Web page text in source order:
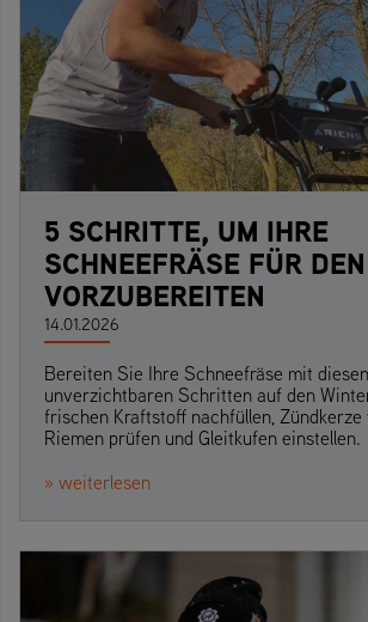
5 SCHRITTE, UM IHRE
SCHNEEFRÄSE FÜR
VORZUBEREITEN
14.01.2026
Bereiten Sie Ihre Schneefräse mit
unverzichtbaren Schritten auf den
frischen Kraftstoff nachfüllen, Zündkerze
Riemen prüfen und Gleitkufen einstellen.
» weiterlesen